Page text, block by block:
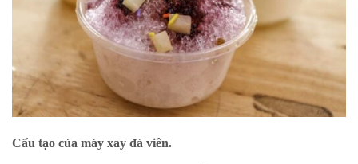
Cấu tạo của máy xay đá viên.